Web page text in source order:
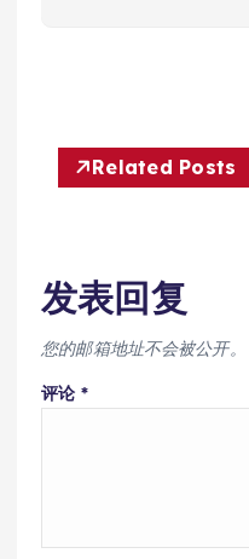
Related Posts
发表回复
您的邮箱地址不会被公开。
评论 *